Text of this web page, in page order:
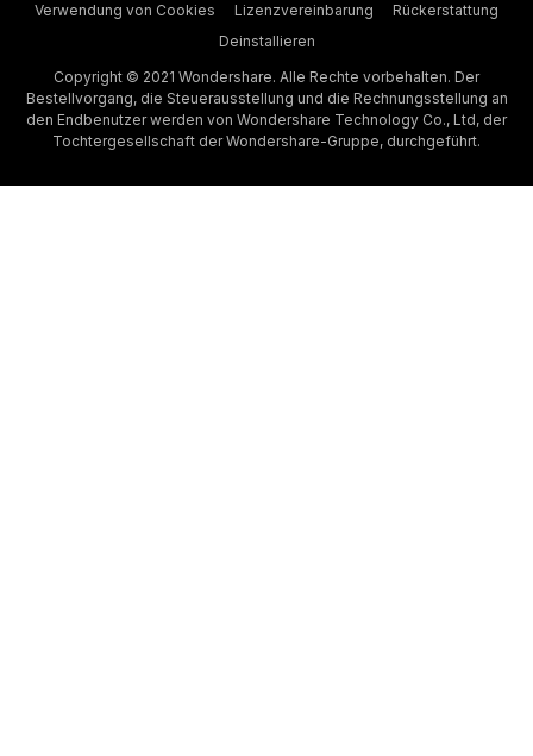
Verwendung von Cookies
Lizenzvereinbarung
Rückerstattung
Deinstallieren
Copyright © 2021 Wondershare. Alle Rechte vorbehalten. Der
Bestellvorgang, die Steuerausstellung und die Rechnungsstellung an
den Endbenutzer werden von Wondershare Technology Co., Ltd, der
Tochtergesellschaft der Wondershare-Gruppe, durchgeführt.